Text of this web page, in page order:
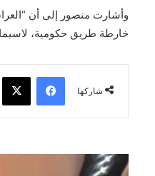
وأشارت منصور إلى أن
خارطة طريق حكومية، لاسيما
شاركها
فيسبوك ‫X